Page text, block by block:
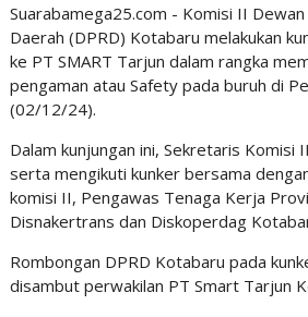
Suarabamega25.com - Komisi II
Daerah (DPRD) Kotabaru melakukan
ke PT SMART Tarjun dalam rangka
pengaman atau Safety pada buruh di
(02/12/24).
Dalam kunjungan ini, Sekretaris Komisi
serta mengikuti kunker bersama
komisi II, Pengawas Tenaga Kerja
Disnakertrans dan Diskoperdag
Rombongan DPRD Kotabaru pada
disambut perwakilan PT Smart Tarjun